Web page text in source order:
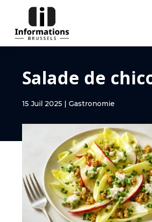
Salade de
15 Juil 2025 | Gastronomie